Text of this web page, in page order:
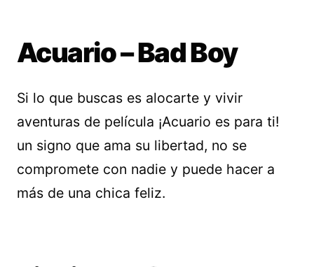
Acuario – Bad Boy
Si lo que buscas es alocarte y vivir
aventuras de película ¡Acuario es para ti!
un signo que ama su libertad, no se
compromete con nadie y puede hacer a
más de una chica feliz.